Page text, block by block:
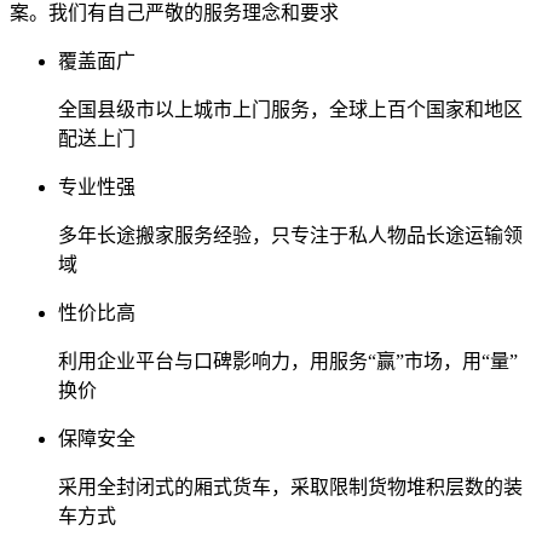
案。我们有自己严敬的服务理念和要求
覆盖面广
全国县级市以上城市上门服务，全球上百个国家和地区
配送上门
专业性强
多年长途搬家服务经验，只专注于私人物品长途运输领
域
性价比高
利用企业平台与口碑影响力，用服务“赢”市场，用“量”
换价
保障安全
采用全封闭式的厢式货车，采取限制货物堆积层数的装
车方式